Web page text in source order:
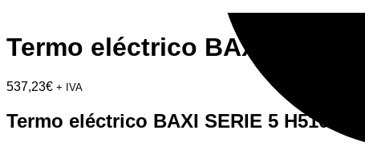
Termo eléctrico BAXI SERIE
537,23€ + IVA
Termo eléctrico BAXI SERIE 5 H510